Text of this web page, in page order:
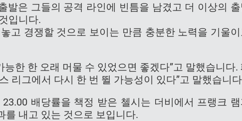
발은 그들의 공격 라인에 빈틈을 남겼고 더 이상의
입니다.
고 경쟁할 것으로 보이는 만큼 충분한 노력을 기울이
한 한 오래 머물 수 있었으면 좋겠다”고 말했습니다.
리그에서 다시 한 번 뛸 가능성이 있다”고 말했습니
배당률을 책정 받은 첼시는 더비에서 프랭크
를 내고 있는 것으로 보입니다.